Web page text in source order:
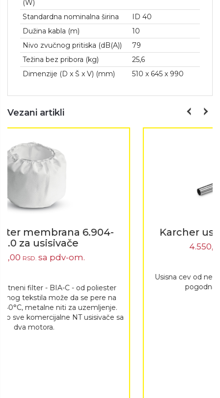
(W)
Standardna nominalna širina
ID 40
Dužina kabla (m)
10
Nivo zvučnog pritiska (dB(A))
79
Težina bez pribora (kg)
25,6
Dimenzije (D x Š x V) (mm)
510 x 645 x 990
Vezani artikli
Karcher usisna cev DN 40, 0,5m
4.550,00
Usisna cev od nerđajućeg čelika (DN 40, 0,5 m) je
pogodna samo za NT-usisivače.